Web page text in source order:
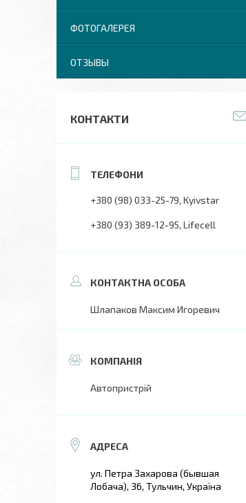
ФОТОГАЛЕРЕЯ
ОТЗЫВЫ
КОНТАКТИ
+380 (98) 033-25-79 Kyivstar
+380 (93) 389-12-95 Lifecell
Шлапаков Максим Игоревич
Автопристрій
ул. Петра Захарова (бывшая
Лобача), 36, Тульчин, Україна